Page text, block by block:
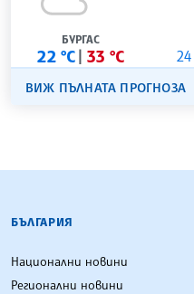
БУРГАС
22 °C 33 °C 24
ВИЖ ПЪЛНАТА ПРОГНОЗА
БЪЛГАРСКА
БЪЛГАРИЯ
Национални новини
Регионални новини